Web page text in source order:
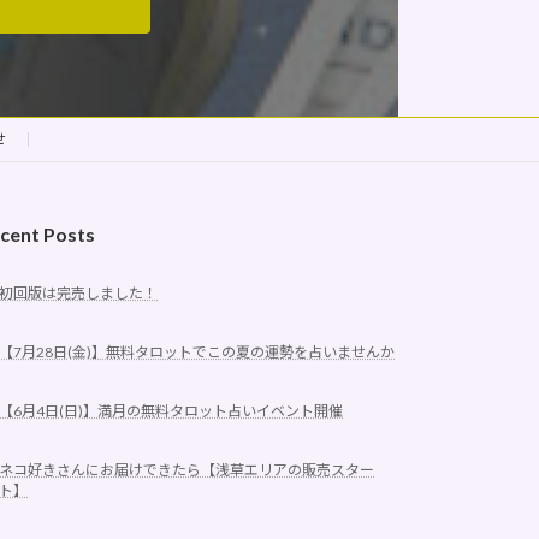
Posts
初回版は完売しました！
【7月28日(金)】無料タロットでこの夏の運勢を占いませんか
【6月4日(日)】満月の無料タロット占いイベント開催
ネコ好きさんにお届けできたら【浅草エリアの販売スター
ト】